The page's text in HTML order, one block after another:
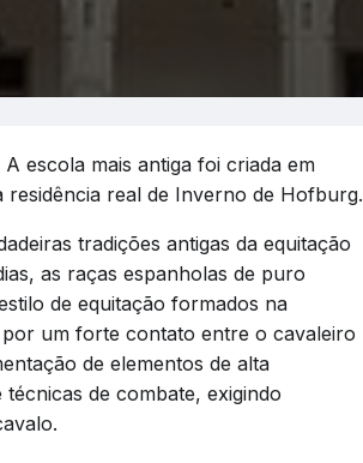
escola mais antiga foi criada em
residência real de Inverno de Hofburg.
tradições antigas da equitação
as raças espanholas de puro
de equitação formados na
um forte contato entre o cavaleiro
de elementos de alta
de combate, exigindo